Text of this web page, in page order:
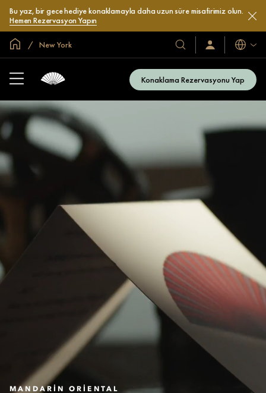
Bu yaz, bir gece hediye konaklamayla daha uzun süre misafirimiz olun.
Hemen Rezervasyon Yapın
Global Ana Sayfa
New York
Otel
ve
Oturum
Açın
Katılın
Diller
Konaklama Rezervasyonu Yap
MANDARIN ORIENTAL